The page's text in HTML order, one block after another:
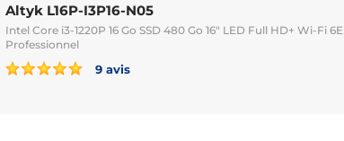
Altyk L16P-I3P16-N05
Intel Core i3-1220P 16 Go SSD 480 Go 16" LED Full HD+ Wi-Fi
Professionnel
9 avis